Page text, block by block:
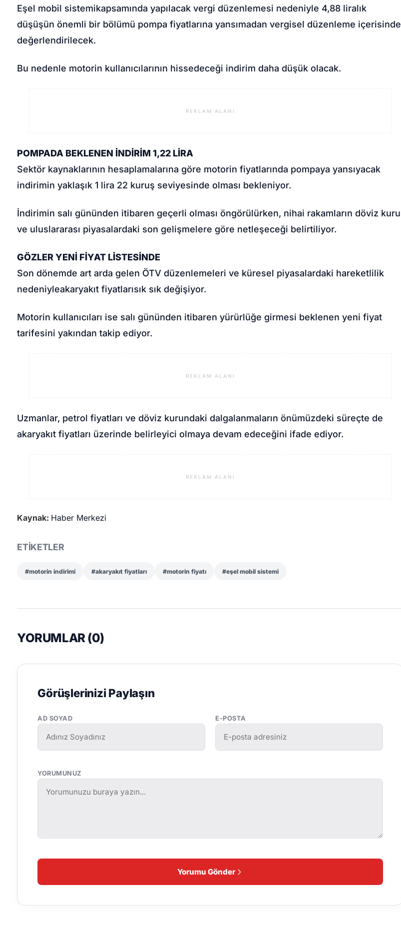
Eşel mobil sistemikapsamında yapılacak vergi düzenlemesi nedeniyle 4,88 liralık
düşüşün önemli bir bölümü pompa fiyatlarına yansımadan vergisel düzenleme içerisinde
değerlendirilecek.
Bu nedenle motorin kullanıcılarının hissedeceği indirim daha düşük olacak.
REKLAM ALANI
POMPADA BEKLENEN İNDİRİM 1,22 LİRA
Sektör kaynaklarının hesaplamalarına göre motorin fiyatlarında pompaya yansıyacak
indirimin yaklaşık 1 lira 22 kuruş seviyesinde olması bekleniyor.
İndirimin salı gününden itibaren geçerli olması öngörülürken, nihai rakamların döviz kuru
ve uluslararası piyasalardaki son gelişmelere göre netleşeceği belirtiliyor.
GÖZLER YENİ FİYAT LİSTESİNDE
Son dönemde art arda gelen ÖTV düzenlemeleri ve küresel piyasalardaki hareketlilik
nedeniyleakaryakıt fiyatlarısık sık değişiyor.
Motorin kullanıcıları ise salı gününden itibaren yürürlüğe girmesi beklenen yeni fiyat
tarifesini yakından takip ediyor.
REKLAM ALANI
Uzmanlar, petrol fiyatları ve döviz kurundaki dalgalanmaların önümüzdeki süreçte de
akaryakıt fiyatları üzerinde belirleyici olmaya devam edeceğini ifade ediyor.
REKLAM ALANI
Kaynak: Haber Merkezi
ETİKETLER
#motorin indirimi #akaryakıt fiyatları #motorin fiyatı #eşel mobil sistemi
YORUMLAR (0)
Görüşlerinizi Paylaşın
AD SOYAD E-POSTA
YORUMUNUZ
Yorumu Gönder